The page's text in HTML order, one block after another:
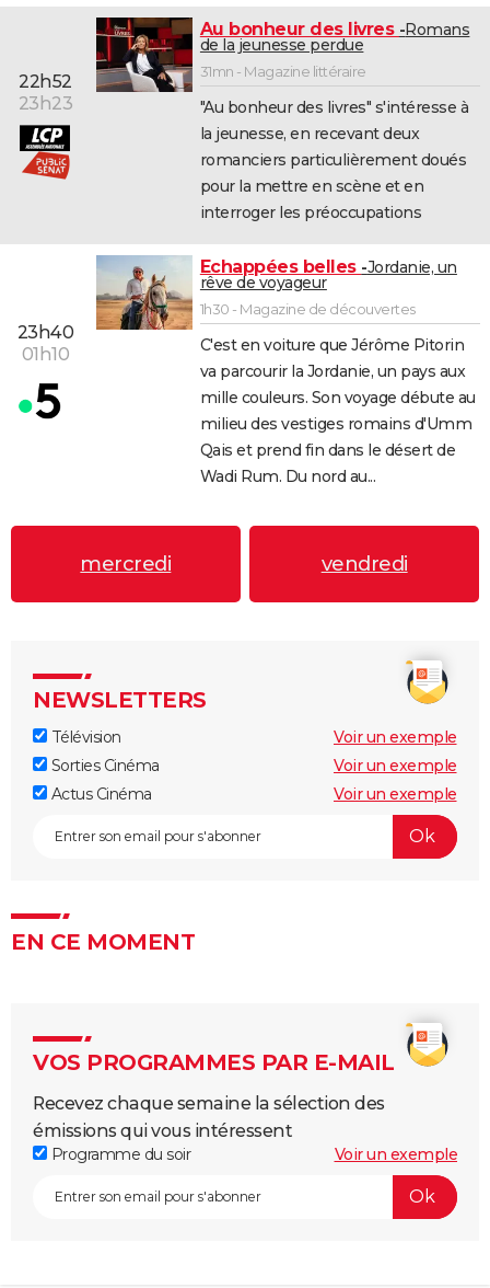
22h52
23h23
Au bonheur des livres Romans
de la jeunesse perdue
31mn - Magazine littéraire
"Au bonheur des livres" s'intéresse à
la jeunesse, en recevant deux
romanciers particulièrement doués
pour la mettre en scène et en
interroger les préoccupations
23h40
01h10
Echappées belles Jordanie, un
rêve de voyageur
1h30 - Magazine de découvertes
C'est en voiture que Jérôme Pitorin
va parcourir la Jordanie, un pays aux
mille couleurs. Son voyage débute au
milieu des vestiges romains d'Umm
Qais et prend fin dans le désert de
Wadi Rum. Du nord au...
mercredi vendredi
NEWSLETTERS
Télévision
Voir un exemple
Sorties Cinéma
Voir un exemple
Actus Cinéma
Voir un exemple
EN CE MOMENT
VOS PROGRAMMES PAR E-MAIL
Recevez chaque semaine la sélection des
émissions qui vous intéressent
Programme du soir Voir un exemple